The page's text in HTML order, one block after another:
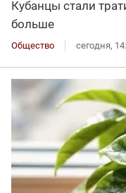
Кубанцы стали
больше
Общество сегодня,